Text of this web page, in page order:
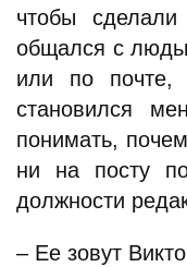
чтобы
общался с
или по почте,
становился
понимать,
ни на посту
должности
– Ее зовут